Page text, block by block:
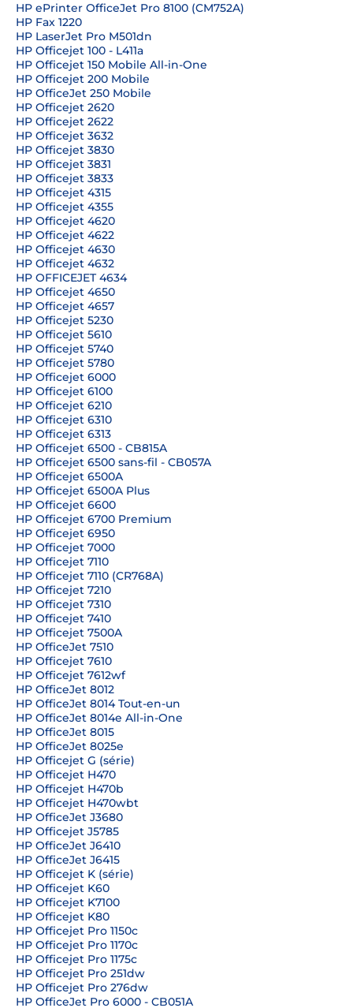
HP ePrinter OfficeJet Pro 8100 (CM752A)
HP Fax 1220
HP LaserJet Pro M501dn
HP Officejet 100 - L411a
HP Officejet 150 Mobile All-in-One
HP Officejet 200 Mobile
HP OfficeJet 250 Mobile
HP Officejet 2620
HP Officejet 2622
HP Officejet 3632
HP Officejet 3830
HP Officejet 3831
HP Officejet 3833
HP Officejet 4315
HP Officejet 4355
HP Officejet 4620
HP Officejet 4622
HP Officejet 4630
HP Officejet 4632
HP OFFICEJET 4634
HP Officejet 4650
HP Officejet 4657
HP Officejet 5230
HP Officejet 5610
HP Officejet 5740
HP Officejet 5780
HP Officejet 6000
HP Officejet 6100
HP Officejet 6210
HP Officejet 6310
HP Officejet 6313
HP Officejet 6500 - CB815A
HP Officejet 6500 sans-fil - CB057A
HP Officejet 6500A
HP Officejet 6500A Plus
HP Officejet 6600
HP Officejet 6700 Premium
HP Officejet 6950
HP Officejet 7000
HP Officejet 7110
HP Officejet 7110 (CR768A)
HP Officejet 7210
HP Officejet 7310
HP Officejet 7410
HP Officejet 7500A
HP OfficeJet 7510
HP Officejet 7610
HP Officejet 7612wf
HP OfficeJet 8012
HP OfficeJet 8014 Tout-en-un
HP OfficeJet 8014e All-in-One
HP OfficeJet 8015
HP OfficeJet 8025e
HP Officejet G (série)
HP Officejet H470
HP Officejet H470b
HP Officejet H470wbt
HP OfficeJet J3680
HP Officejet J5785
HP OfficeJet J6410
HP OfficeJet J6415
HP Officejet K (série)
HP Officejet K60
HP Officejet K7100
HP Officejet K80
HP Officejet Pro 1150c
HP Officejet Pro 1170c
HP Officejet Pro 1175c
HP Officejet Pro 251dw
HP Officejet Pro 276dw
HP OfficeJet Pro 6000 - CB051A